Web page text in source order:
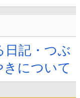
日記・つぶ
きについて